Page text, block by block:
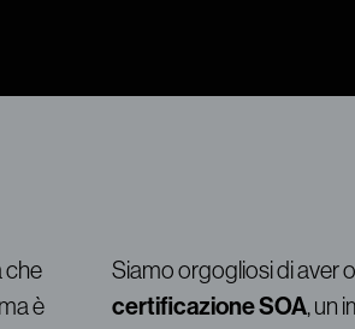
che
è
Siamo orgogliosi di aver
certificazione SOA, un